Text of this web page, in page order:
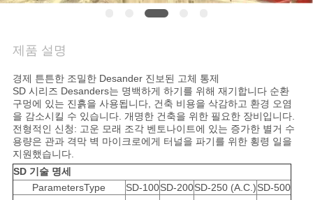
요
지
금
채
팅
제품 설명
경제 튼튼한 조밀한 Desander 진보된 고체 통제
SD 시리즈 Desanders는 명백하게 하기를 위해 재기합니다 순환
구멍에 있는 진흙을 사용됩니다, 건축 비용을 삭감하고 환경 오염
을 감소시킬 수 있습니다. 개명한 건축을 위한 필요한 장비입니다.
전형적인 신청: 고운 모래 조각 벤토나이트에 있는 증가한 별거 수
용량은 관과 격막 벽 마이크로에게 터널을 파기를 위한 횡령 일을
지원했습니다.
SD 기술 명세
ParametersType
SD-100SD-200SD-250 (A.C.)SD-500